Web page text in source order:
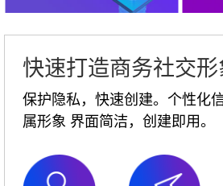
快速打造商务社交形
保护隐私，快速创建。个性化
属形象 界面简洁，创建即用。